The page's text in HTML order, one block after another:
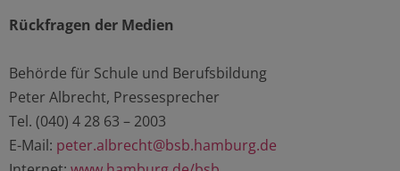
Rückfragen der Medien
Behörde für Schule und Berufsbildung
Peter Albrecht, Pressesprecher
Tel. (040) 4 28 63 – 2003
E-Mail: peter.albrecht@bsb.hamburg.de